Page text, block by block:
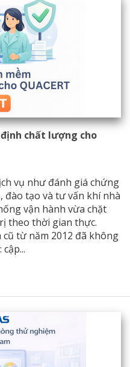
chất lượng cho
vụ như đánh giá chứng
đào tạo và tư vấn khí nhà
vận hành vừa chặt
theo thời gian thực.
từ năm 2012 đã không